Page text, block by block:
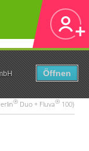
Öffnen
® Duo + Fluva® 100)